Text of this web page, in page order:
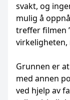
svakt, og
mulig å
treffer filmen
Grunnen er
med annen
ved hjelp av